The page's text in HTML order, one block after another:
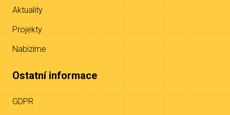
Aktuality
Projekty
Nabízíme
Ostatní informace
GDPR